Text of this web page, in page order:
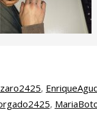
,
,